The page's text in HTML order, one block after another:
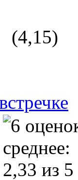
(4,15)